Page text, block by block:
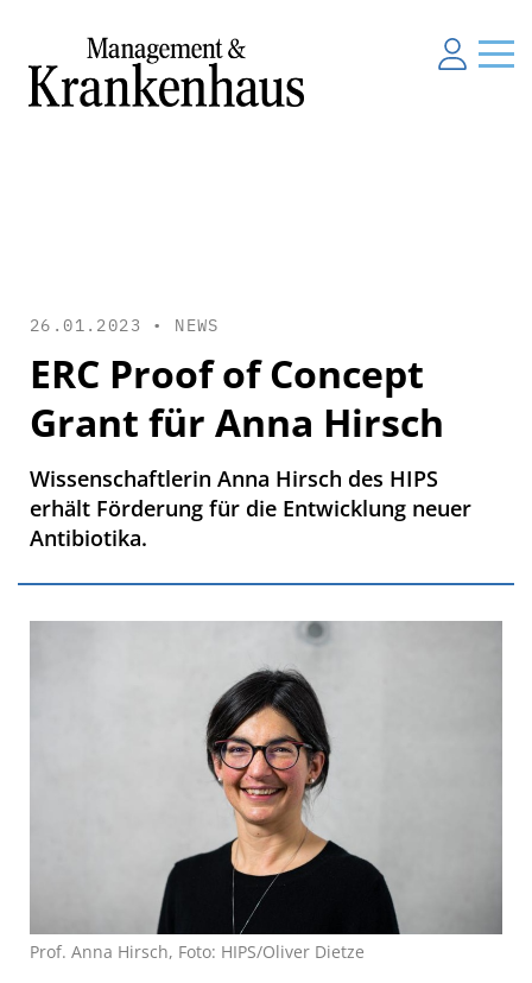
26.01.2023 • NEWS
ERC Proof of Concept
Grant für Anna Hirsch
Wissenschaftlerin Anna Hirsch des HIPS
erhält Förderung für die Entwicklung neuer
Antibiotika.
Prof. Anna Hirsch, Foto: HIPS/Oliver Dietze